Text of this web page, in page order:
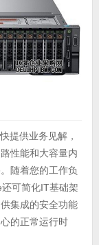
提供业务见解，
性能和大容量内
随着您的工作负
可简化IT基础架
集成的安全功能
的正常运行时